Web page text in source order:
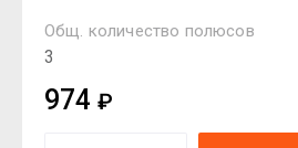
Общ. количество полюсов
3
974 ₽